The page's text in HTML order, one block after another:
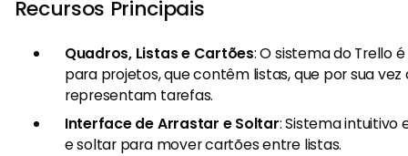
Recursos Principais
Quadros, Listas e Cartões: O sistema do Trello
para projetos, que contêm listas, que por sua
representam tarefas.
Interface de Arrastar e Soltar: Sistema intuitivo
e soltar para mover cartões entre listas.